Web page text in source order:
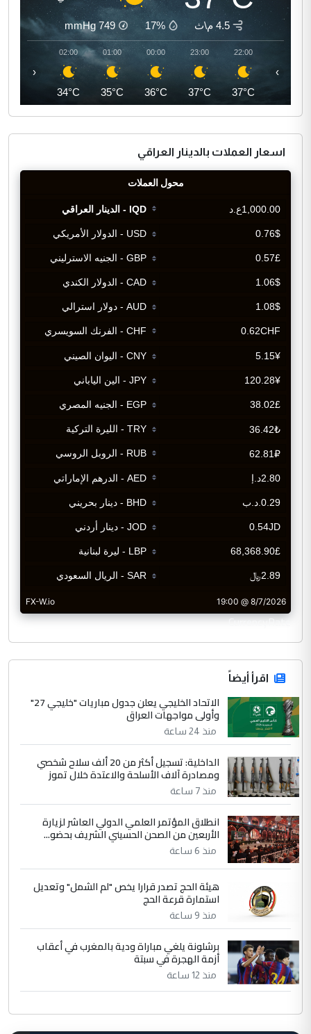
4.5 م\ث 17%
749
mmHg
22:00
37°C
23:00
37°C
00:00
36°C
01:00
35°C
02:00
34°C
‹ ›
اسعار العملات بالدينار العراقي
CurrencyRate
اقرأ أيضاً
الاتحاد الخليجي يعلن جدول مباريات "خليجي 27"
وأولى مواجهات العراق
منذ 24 ساعة
الداخلية: تسجيل أكثر من 20 ألف سلاح شخصي
ومصادرة آلاف الأسلحة والاعتدة خلال تموز
منذ 7 ساعة
انطلاق المؤتمر العلمي الدولي العاشر لزيارة
الأربعين من الصحن الحسيني الشريف بحضو...
منذ 6 ساعة
هيئة الحج تصدر قرارا يخص "لم الشمل" وتعديل
استمارة قرعة الحج
منذ 9 ساعة
برشلونة يلغي مباراة ودية بالمغرب في أعقاب
أزمة الهجرة في سبتة
منذ 12 ساعة